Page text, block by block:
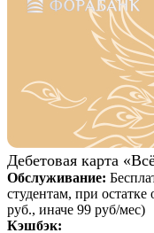
Дебетовая карта
Обслуживание:
студентам, при
руб., иначе 99 руб/мес)
Кэшбэк: